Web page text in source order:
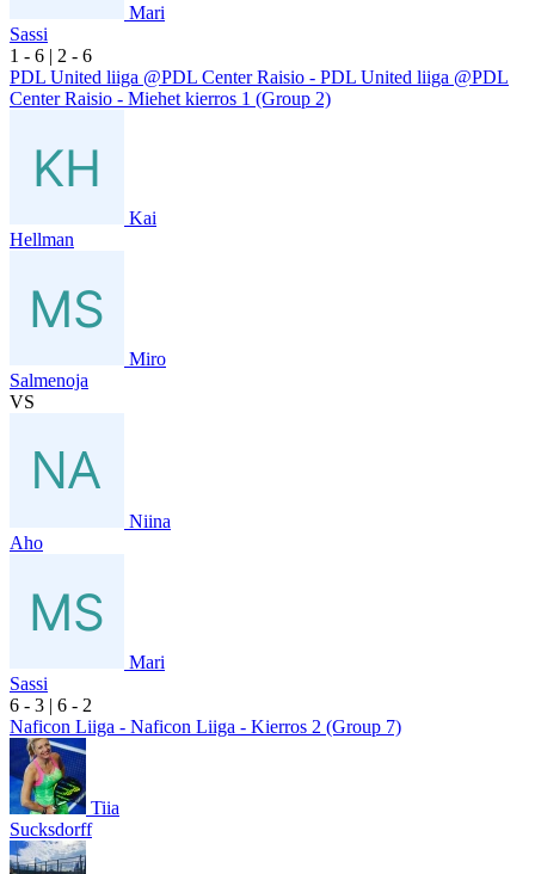
Mari
Sassi
1 - 6 | 2 - 6
PDL United liiga @PDL Center Raisio - PDL United liiga @PDL
Center Raisio - Miehet kierros 1 (Group 2)
Kai
Hellman
Miro
Salmenoja
VS
Niina
Aho
Mari
Sassi
6 - 3 | 6 - 2
Naficon Liiga - Naficon Liiga - Kierros 2 (Group 7)
Tiia
Sucksdorff